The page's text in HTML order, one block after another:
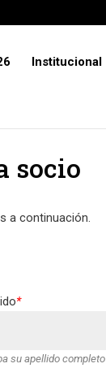
Institucional
socio
a continuación.
*
su apellido completo